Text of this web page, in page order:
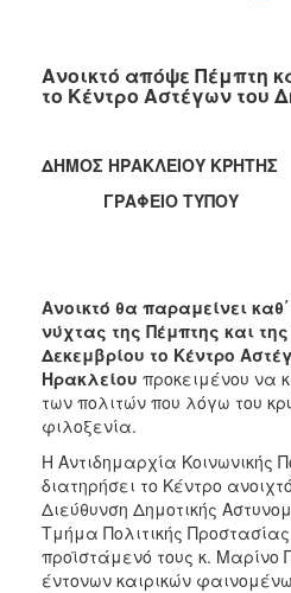
Οικονομική
Αδυναμία
Καταστροφές
Κέντρα
Κέντρα
Δημιουργικής
Απασχόλησης
Παιδιών
(Κ.Δ.Α.Π.)
Κέντρα
Ημερήσιας
Φροντίδας
Ηλικιωμένων
(Κ.Η.Φ.Η.)
Κ.Δ.Α.Π.Α.μεΑ.
Ανοικτό απόψε Πέμπτη
το Κέντρο Αστέγων του
ΔΗΜΟΣ ΗΡΑΚΛΕΙΟΥ ΚΡΗΤΗΣ
ΓΡΑΦΕΙΟ ΤΥΠΟΥ
Ανοικτό θα παραμείνει
νύχτας της Πέμπτης και
Δεκεμβρίου το Κέντρο
Ηρακλείου προκειμένου να
των πολιτών που λόγω του
φιλοξενία.
Η Αντιδημαρχία Κοινωνικής
διατηρήσει το Κέντρο
Διεύθυνση Δημοτικής
Τμήμα Πολιτικής Προστασίας
προϊστάμενό τους κ.
έντονων καιρικών